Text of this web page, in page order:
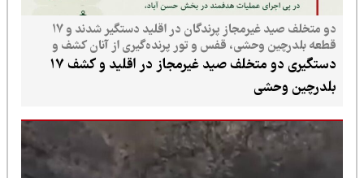
دو متخلف صید غیرمجاز پرندگان در اقلید دستگیر شدند و ۱۷
قطعه بلدرچین وحشی، قفس و تور پرنده‌گیری از آنان کشف و
ضبط شد.
دستگیری دو متخلف صید غیرمجاز در اقلید و کشف ۱۷
بلدرچین وحشی